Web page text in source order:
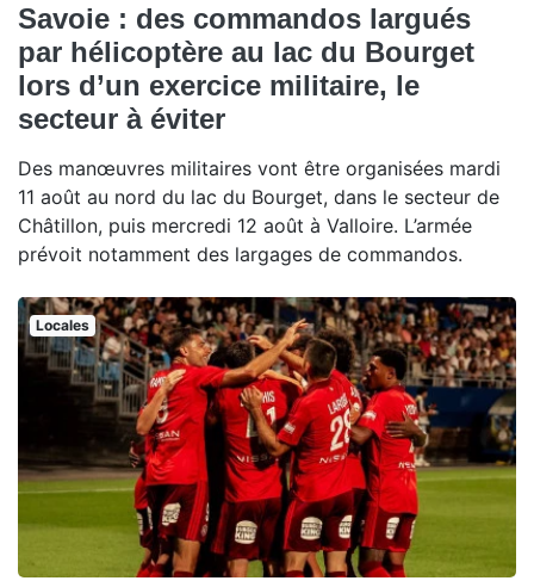
Savoie : des commandos largués
par hélicoptère au lac du Bourget
lors d’un exercice militaire, le
secteur à éviter
Des manœuvres militaires vont être organisées mardi
11 août au nord du lac du Bourget, dans le secteur de
Châtillon, puis mercredi 12 août à Valloire. L’armée
prévoit notamment des largages de commandos.
Locales